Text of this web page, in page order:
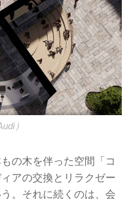
）
の木を伴った空間「コ
アの交換とリラクゼー
。それに続くのは、会